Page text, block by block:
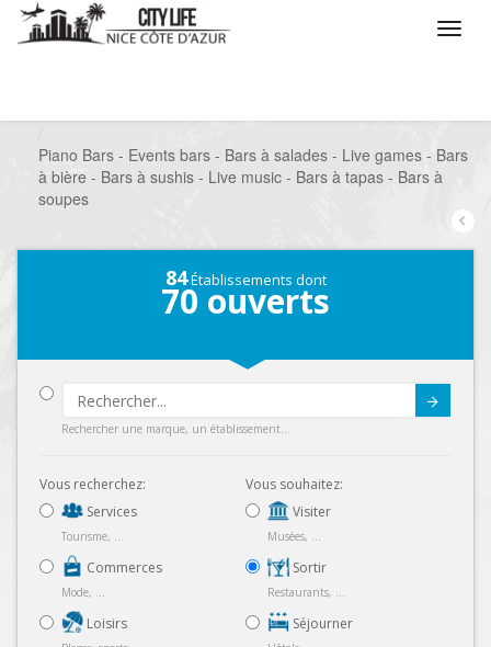
Piano Bars - Events bars - Bars à salades - Live games - Bars
à bière - Bars à sushis - Live music - Bars à tapas - Bars à
soupes
84Établissements dont
70 ouverts
Rechercher une marque, un établissement...
Vous recherchez:
Services
Tourisme, ...
Commerces
Mode, ...
Loisirs
Vous souhaitez:
Visiter
Musées, ...
Sortir
Restaurants, ...
Séjourner